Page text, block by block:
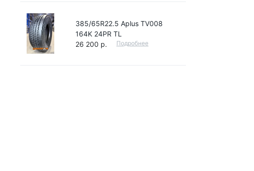
385/65R22.5 Aplus TV008
164K 24PR TL
26 200 р.
Подробнее